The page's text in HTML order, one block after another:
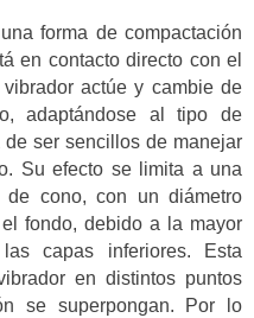
forma de compactación
en contacto directo con el
actúe y cambie de
adaptándose al tipo de
ser sencillos de manejar
Su efecto se limita a una
cono, con un diámetro
fondo, debido a la mayor
capas inferiores. Esta
en distintos puntos
se superpongan. Por lo